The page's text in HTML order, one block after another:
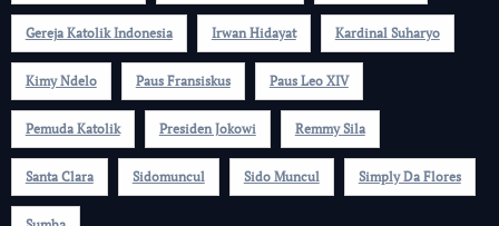
Gereja Katolik Indonesia Irwan Hidayat Kardinal Suharyo
Kimy Ndelo Paus Fransiskus Paus Leo XIV
Pemuda Katolik Presiden Jokowi Remmy Sila
Santa Clara Sidomuncul Sido Muncul Simply Da Flores